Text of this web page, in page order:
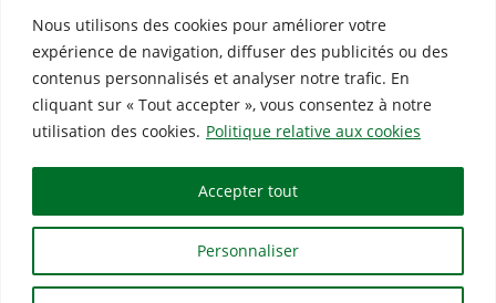
Nous utilisons des cookies pour améliorer votre
expérience de navigation, diffuser des publicités ou des
contenus personnalisés et analyser notre trafic. En
cliquant sur « Tout accepter », vous consentez à notre
utilisation des cookies. Politique relative aux cookies
Personnaliser
Accepter tout
Oman
Pérou
Portugal
Sardaigne
Slovénie
Suisse
Turquie
Vietnam